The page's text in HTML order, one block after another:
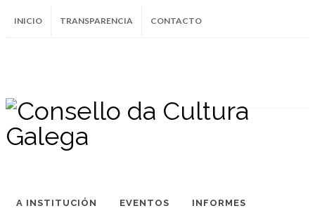
INICIO TRANSPARENCIA CONTACTO
InstagramFacebookTwitter Soundcloud
Youtube
A INSTITUCIÓN EVENTOS INFORMES